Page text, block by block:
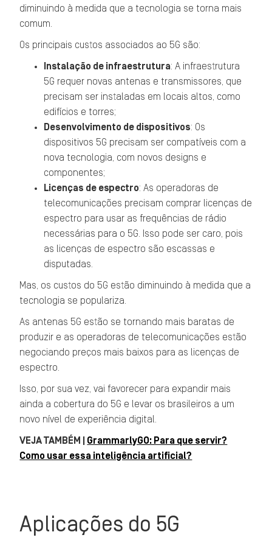
diminuindo à medida que a tecnologia se torna mais
comum.
Os principais custos associados ao 5G são:
Instalação de infraestrutura: A infraestrutura
5G requer novas antenas e transmissores, que
precisam ser instaladas em locais altos, como
edifícios e torres;
Desenvolvimento de dispositivos: Os
dispositivos 5G precisam ser compatíveis com a
nova tecnologia, com novos designs e
componentes;
Licenças de espectro: As operadoras de
telecomunicações precisam comprar licenças de
espectro para usar as frequências de rádio
necessárias para o 5G. Isso pode ser caro, pois
as licenças de espectro são escassas e
disputadas.
Mas, os custos do 5G estão diminuindo à medida que a
tecnologia se populariza.
As antenas 5G estão se tornando mais baratas de
produzir e as operadoras de telecomunicações estão
negociando preços mais baixos para as licenças de
espectro.
Isso, por sua vez, vai favorecer para expandir mais
ainda a cobertura do 5G e levar os brasileiros a um
novo nível de experiência digital.
VEJA TAMBÉM | GrammarlyGO: Para que servir?
Como usar essa inteligência artificial?
Aplicações do 5G